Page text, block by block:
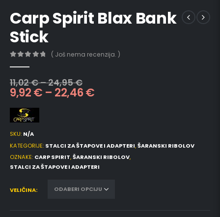
Carp Spirit Blax Bank
Stick
( Još nema recenzija. )
11,02€–24,95€
9,92€ – 22,46€
SKU: N/A
KATEGORIJE: STALCI ZA ŠTAPOVE I ADAPTERI,ŠARANSKI RIBOLOV
OZNAKE: CARP SPIRIT,ŠARANSKI RIBOLOV,
STALCI ZA ŠTAPOVE I ADAPTERI
VELIČINA